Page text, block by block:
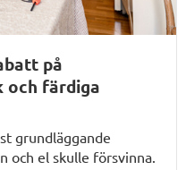
på
och färdiga
grundläggande
och el skulle försvinna.